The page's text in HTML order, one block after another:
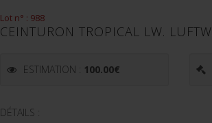
Lot n° : 988
CEINTURON TROPICAL LW.
ESTIMATION : 100.00€
DÉTAILS :